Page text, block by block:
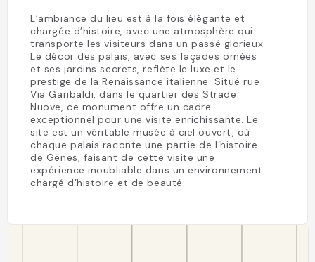
L’ambiance du lieu est à la fois élégante et
chargée d’histoire, avec une atmosphère qui
transporte les visiteurs dans un passé glorieux.
Le décor des palais, avec ses façades ornées
et ses jardins secrets, reflète le luxe et le
prestige de la Renaissance italienne. Situé rue
Via Garibaldi, dans le quartier des Strade
Nuove, ce monument offre un cadre
exceptionnel pour une visite enrichissante. Le
site est un véritable musée à ciel ouvert, où
chaque palais raconte une partie de l’histoire
de Gênes, faisant de cette visite une
expérience inoubliable dans un environnement
chargé d’histoire et de beauté.